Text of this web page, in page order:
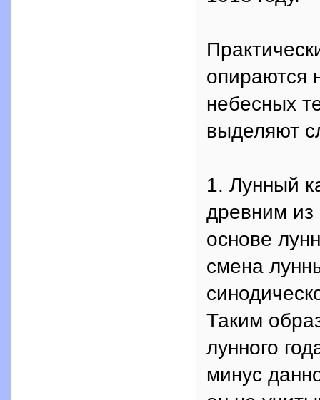
опираются
небесных
выделяют
1. Лунный
древним
основе
смена
Таким
лунного
минус